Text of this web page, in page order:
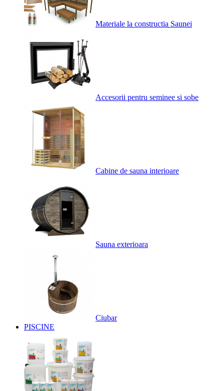
Materiale la constructia Saunei
Accesorii pentru seminee si sobe
Cabine de sauna interioare
Sauna exterioara
Ciubar
PISCINE